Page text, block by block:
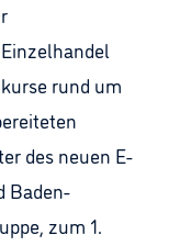
rund um
des neuen E-
Baden-
zum 1.